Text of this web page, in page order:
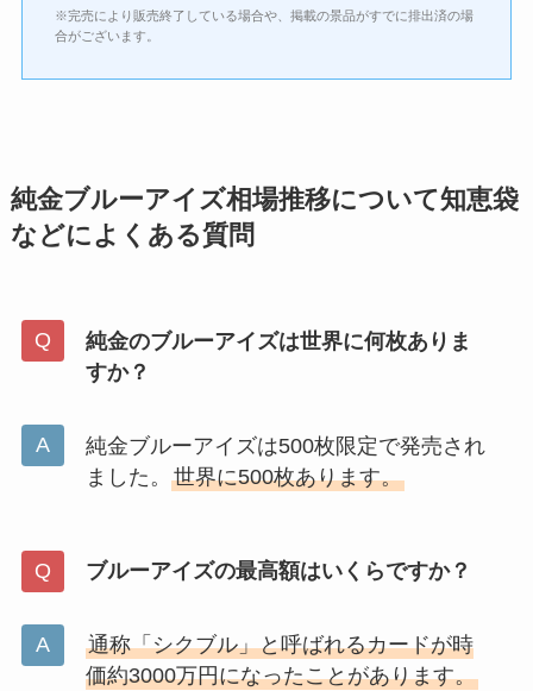
※完売により販売終了している場合や、掲載の景品がすでに排出済の場
合がございます。
純金ブルーアイズ相場推移について知恵袋
などによくある質問
純金のブルーアイズは世界に何枚ありま
すか？
純金ブルーアイズは500枚限定で発売され
ました。 世界に500枚あります。
ブルーアイズの最高額はいくらですか？
通称「シクブル」と呼ばれるカードが時
価約3000万円になったことがあります。